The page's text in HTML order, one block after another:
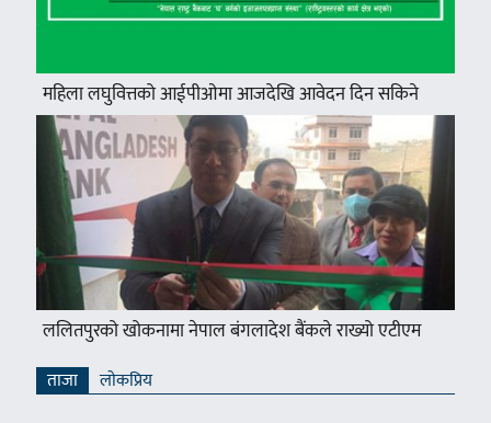
महिला लघुवित्तको आईपीओमा आजदेखि आवेदन दिन सकिने
ललितपुरको खोकनामा नेपाल बंगलादेश बैंकले राख्यो एटीएम
ताजा लाेकप्रिय